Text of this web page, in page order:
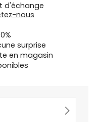
d'échange
nous
surprise
en magasin